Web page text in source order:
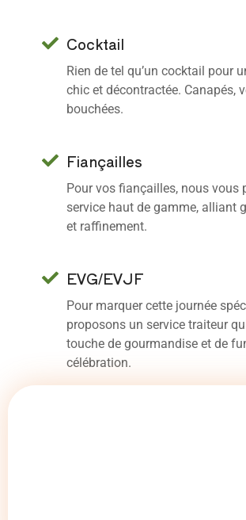
Cocktail
Rien de tel qu’un cocktail pour
chic et décontractée. Canapés,
bouchées.
Fiançailles
Pour vos fiançailles, nous vous
service haut de gamme, alliant
et raffinement.
EVG/EVJF
Pour marquer cette journée
proposons un service traiteur
touche de gourmandise et de
célébration.